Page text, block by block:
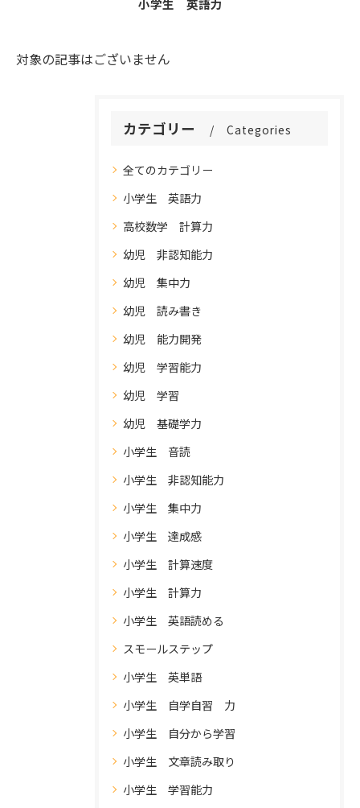
小学生 英語力
対象の記事はございません
カテゴリー Categories
全てのカテゴリー
小学生 英語力
高校数学 計算力
幼児 非認知能力
幼児 集中力
幼児 読み書き
幼児 能力開発
幼児 学習能力
幼児 学習
幼児 基礎学力
小学生 音読
小学生 非認知能力
小学生 集中力
小学生 達成感
小学生 計算速度
小学生 計算力
小学生 英語読める
スモールステップ
小学生 英単語
小学生 自学自習 力
小学生 自分から学習
小学生 文章読み取り
小学生 学習能力